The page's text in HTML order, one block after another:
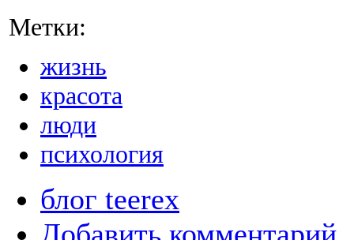
Метки:
жизнь
красота
люди
психология
блог teerex